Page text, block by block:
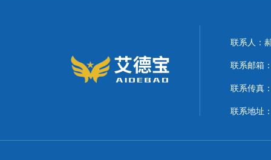
联系人：
联系邮箱
联系传真
联系地址